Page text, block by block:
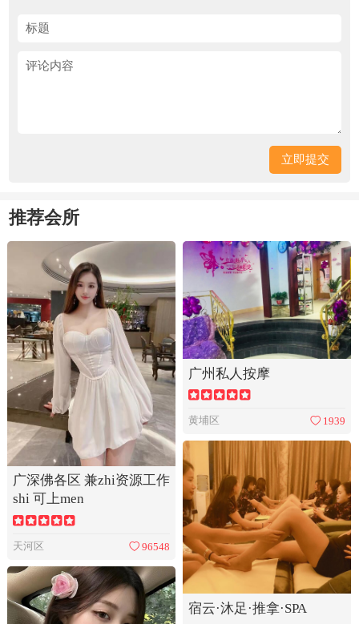
推荐会所
广深佛各区 兼zhi资源工作
shi 可上men
天河区 96548
广州私人按摩
黄埔区 1939
宿云·沐足·推拿·SPA